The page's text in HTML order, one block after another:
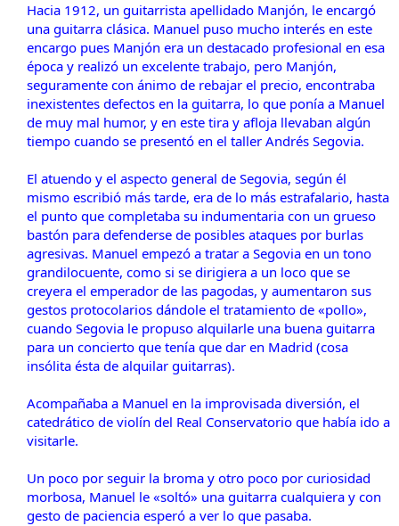
Hacia 1912, un guitarrista apellidado Manjón, le encargó
una guitarra clásica. Manuel puso mucho interés en este
encargo pues Manjón era un destacado profesional en esa
época y realizó un excelente trabajo, pero Manjón,
seguramente con ánimo de rebajar el precio, encontraba
inexistentes defectos en la guitarra, lo que ponía a Manuel
de muy mal humor, y en este tira y afloja llevaban algún
tiempo cuando se presentó en el taller Andrés Segovia.
El atuendo y el aspecto general de Segovia, según él
mismo escribió más tarde, era de lo más estrafalario, hasta
el punto que completaba su indumentaria con un grueso
bastón para defenderse de posibles ataques por burlas
agresivas. Manuel empezó a tratar a Segovia en un tono
grandilocuente, como si se dirigiera a un loco que se
creyera el emperador de las pagodas, y aumentaron sus
gestos protocolarios dándole el tratamiento de «pollo»,
cuando Segovia le propuso alquilarle una buena guitarra
para un concierto que tenía que dar en Madrid (cosa
insólita ésta de alquilar guitarras).
Acompañaba a Manuel en la improvisada diversión, el
catedrático de violín del Real Conservatorio que había ido a
visitarle.
Un poco por seguir la broma y otro poco por curiosidad
morbosa, Manuel le «soltó» una guitarra cualquiera y con
gesto de paciencia esperó a ver lo que pasaba.